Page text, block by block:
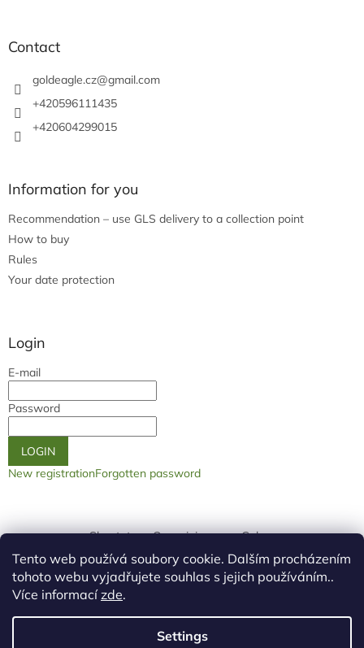
Tento web používá soubory cookie. Dalším procházením
tohoto webu vyjadřujete souhlas s jejich používáním..
Více informacízde.
Settings
Contact
goldeagle.cz@gmail.com
+420596111435
+420604299015
Information for you
Recommendation – use GLS delivery to a collection point
How to buy
Rules
Your date protection
Login
E-mail
Password
LOGIN
New registrationForgotten password
Shoptet.cz Our origin page Galery
Created by Shoptet